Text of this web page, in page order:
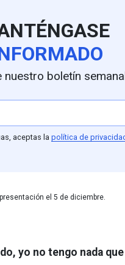
nuestro boletín
aceptas la política de
el 5 de diciembre.
yo no tengo nada